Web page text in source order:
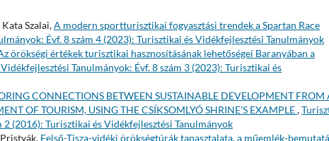
Szalai,A modern sportturisztikai fogyasztási trendek a Spartan Race
Évf. 8 szám 4 (2023): Turisztikai és Vidékfejlesztési Tanulmányok
örökségi értékek turisztikai hasznosításának lehetőségei Baranyában a
Tanulmányok: Évf. 8 szám 3 (2023): Turisztikai és
CONNECTIONS BETWEEN SUSTAINABLE DEVELOPMENT FROM
OF TOURISM, USING THE CSÍKSOMLYÓ SHRINE’S EXAMPLE,
2 (2016): Turisztikai és Vidékfejlesztési Tanulmányok
Felső-Tisza-vidéki örökségtúrák tapasztalata, a műemlék-